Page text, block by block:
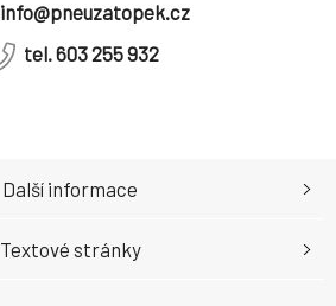
info@pneuzatopek.cz
tel. 603 255 932
Další informace
Textové stránky